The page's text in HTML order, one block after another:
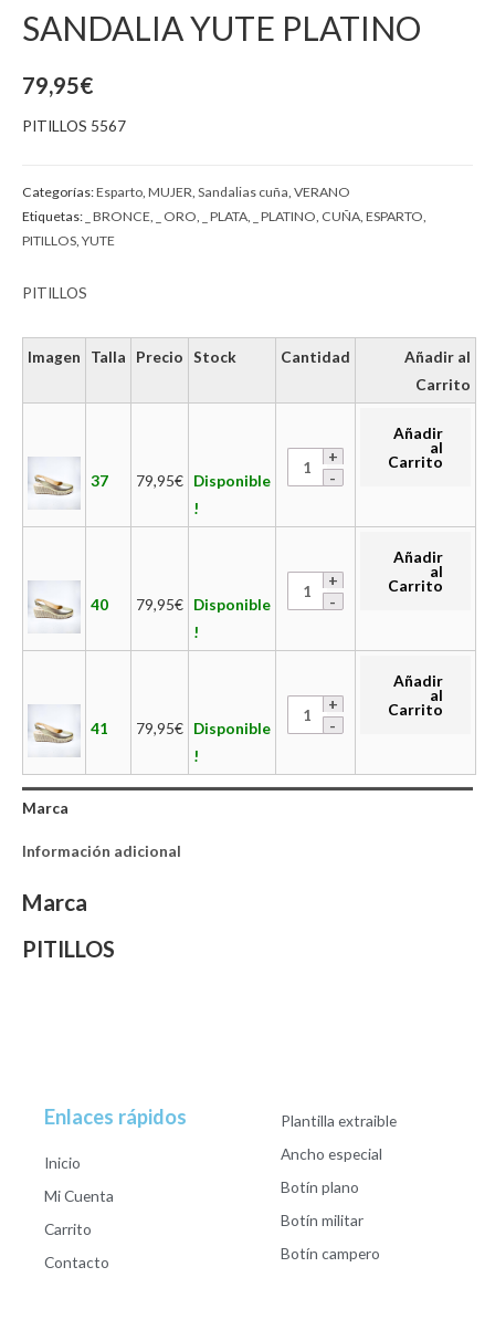
SANDALIA YUTE PLATINO
79,95€
PITILLOS 5567
Categorías:Esparto MUJER Sandalias cuña VERANO
Etiquetas: _ BRONCE _ ORO _ PLATA _ PLATINO CUÑA ESPARTO
PITILLOS YUTE
PITILLOS
Imagen Talla Precio Stock Cantidad
Añadir al
Carrito
37 79,95€ Disponible
!
Añadir
al
Carrito
40 79,95€ Disponible
!
Añadir
al
Carrito
41 79,95€ Disponible
!
Añadir
al
Carrito
Marca
Información adicional
Marca
PITILLOS
Enlaces rápidos
Inicio
Mi Cuenta
Carrito
Contacto
Plantilla extraible
Ancho especial
Botín plano
Botín militar
Botín campero